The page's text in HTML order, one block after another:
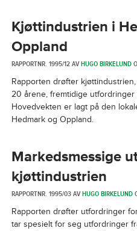
Kjøttindustrien i
Oppland
RAPPORTNR. 1995/12 AVHUGO BIRKELUND
Rapporten drøfter
20 årene, fremtidige utfordringer
Hovedvekten er lagt på den
Hedmark og Oppland.
Markedsmessige
kjøttindustrien
RAPPORTNR. 1995/03 AVHUGO BIRKELUND
Rapporten drøfter utfordringer
tar spesielt for seg utfordringer